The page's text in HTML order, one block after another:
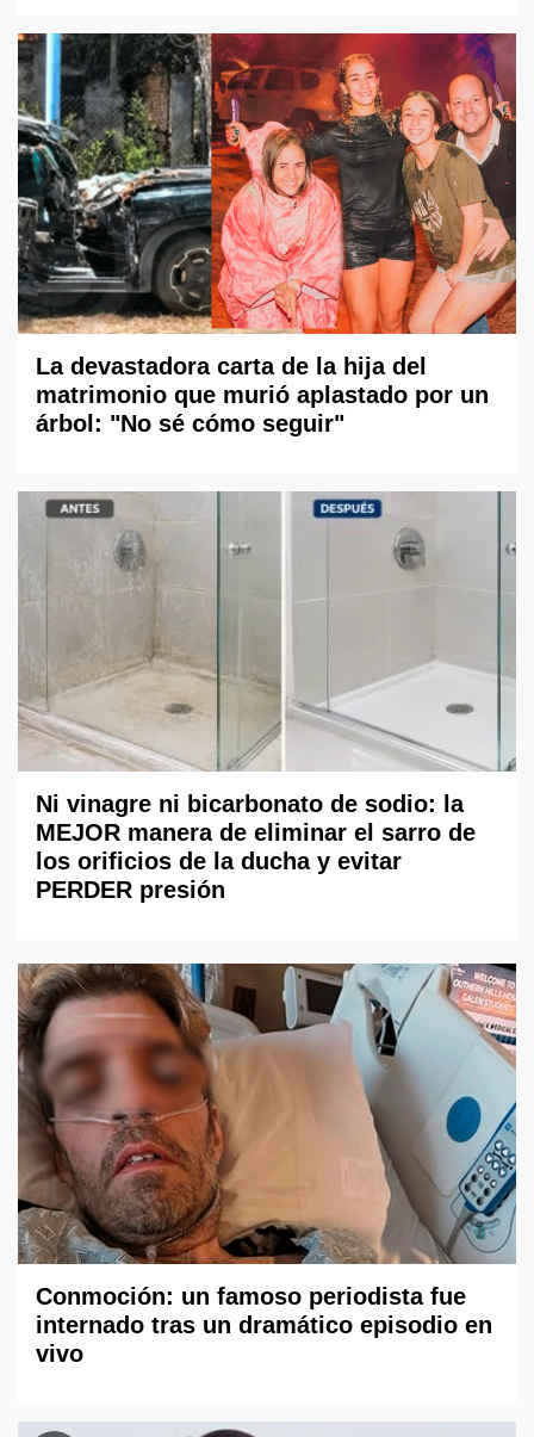
La devastadora carta de la hija del
matrimonio que murió aplastado por un
árbol: "No sé cómo seguir"
Ni vinagre ni bicarbonato de sodio: la
MEJOR manera de eliminar el sarro de
los orificios de la ducha y evitar
PERDER presión
Conmoción: un famoso periodista fue
internado tras un dramático episodio en
vivo